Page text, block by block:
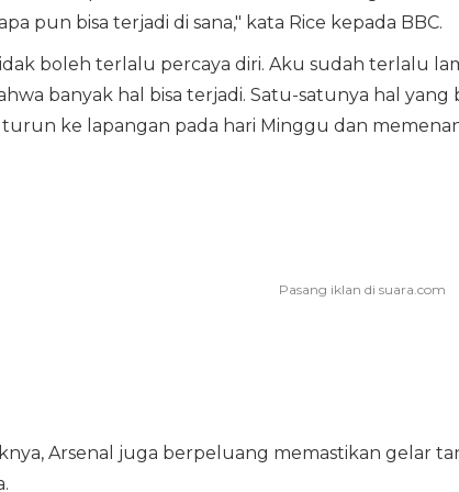
pun bisa terjadi di sana," kata Rice kepada BBC.
boleh terlalu percaya diri. Aku sudah terlalu
banyak hal bisa terjadi. Satu-satunya hal yang
turun ke lapangan pada hari Minggu dan
Arsenal juga berpeluang memastikan gelar